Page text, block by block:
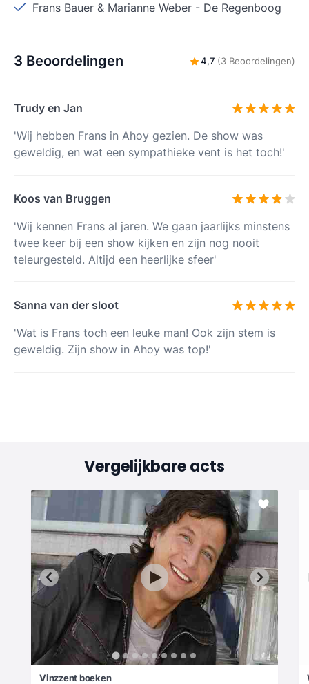
Frans Bauer & Marianne Weber - De Regenboog
3 Beoordelingen 4,7 (3 Beoordelingen)
Trudy en Jan
'Wij hebben Frans in Ahoy gezien. De show was
geweldig, en wat een sympathieke vent is het toch!'
Koos van Bruggen
'Wij kennen Frans al jaren. We gaan jaarlijks minstens
twee keer bij een show kijken en zijn nog nooit
teleurgesteld. Altijd een heerlijke sfeer'
Sanna van der sloot
'Wat is Frans toch een leuke man! Ook zijn stem is
geweldig. Zijn show in Ahoy was top!'
Vergelijkbare acts
Vinzzent boeken